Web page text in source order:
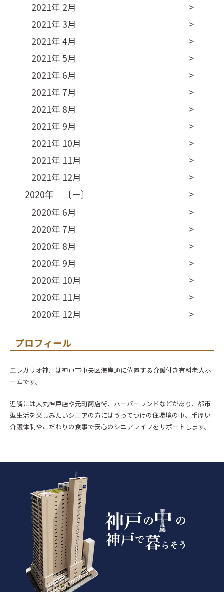
2021年 2月
2021年 3月
2021年 4月
2021年 5月
2021年 6月
2021年 7月
2021年 8月
2021年 9月
2021年 10月
2021年 11月
2021年 12月
2020年 〔ー〕
2020年 6月
2020年 7月
2020年 8月
2020年 9月
2020年 10月
2020年 11月
2020年 12月
プロフィール
エレガリオ神戸は神戸市中央区海岸通に位置する介護付き有料老人ホ
ームです。
近隣には大丸神戸店や元町商店街、ハーバーランドなどがあり、都市
型生活を楽しみたいシニアの方にはうってつけの住環境の中、手厚い
介護体制やこだわりの食事で安心のシニアライフをサポートします。